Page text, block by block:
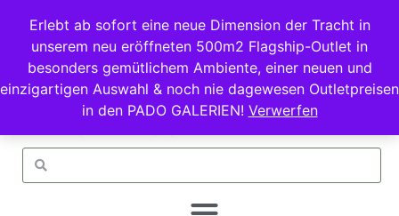
Erlebt ab sofort eine neue Dimension der Tracht in
unserem neu eröffneten 500m2 Flagship-Outlet in
besonders gemütlichem Ambiente, einer neuen und
einzigartigen Auswahl & noch nie dagewesen Outletpreisen
in den PADO GALERIEN! Verwerfen